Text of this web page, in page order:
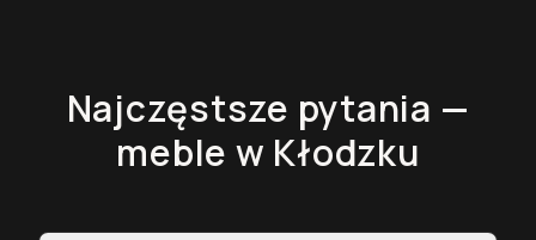
Najczęstsze pytania —
meble w Kłodzku